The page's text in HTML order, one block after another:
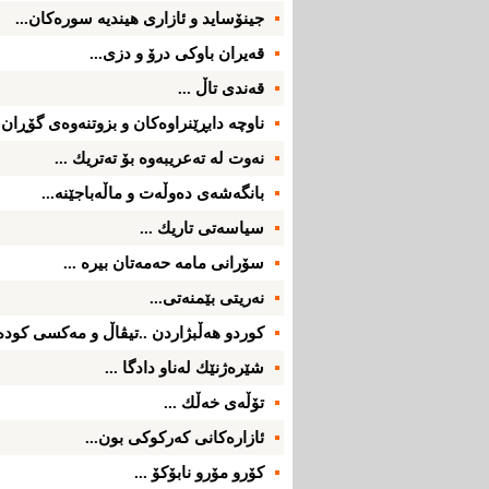
جینۆساید و ئازاری‌ هیندیه‌ سوره‌كان...
قه‌یران باوكی‌ درۆ و دزی‌...
قه‌ندی‌ تاڵ ...
ناوچه‌ دابڕێنراوه‌كان و بزوتنه‌وه‌ی‌
نه‌وت له‌ ته‌عریبه‌وه‌ بۆ ته‌تریك ...
بانگه‌شه‌ی‌ ده‌وڵه‌ت و ماڵه‌باجێنه‌...
سیاسه‌تی‌ تاریك ...
سۆرانی‌ مامه‌ حه‌مه‌تان بیره‌ ...
نه‌ریتی‌ بێمنه‌تی‌...
كوردو هه‌ڵبژاردن ..تیڤاڵ و مه‌كسی‌
شێره‌ژنێك له‌ناو دادگا ...
تۆڵه‌ی‌ خه‌ڵك ...
ئازاره‌كانی‌ كه‌ركوكی‌ بون...
كۆرو مۆرو نابۆكۆ ...